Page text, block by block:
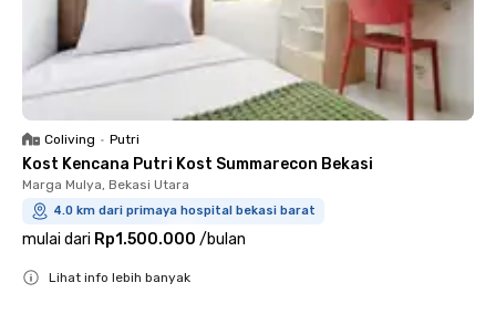
Coliving • Putri
Kost Kencana Putri Kost Summarecon Bekasi
Marga Mulya, Bekasi Utara
4.0 km dari primaya hospital bekasi barat
mulai dari Rp1.500.000 /bulan
Lihat info lebih banyak